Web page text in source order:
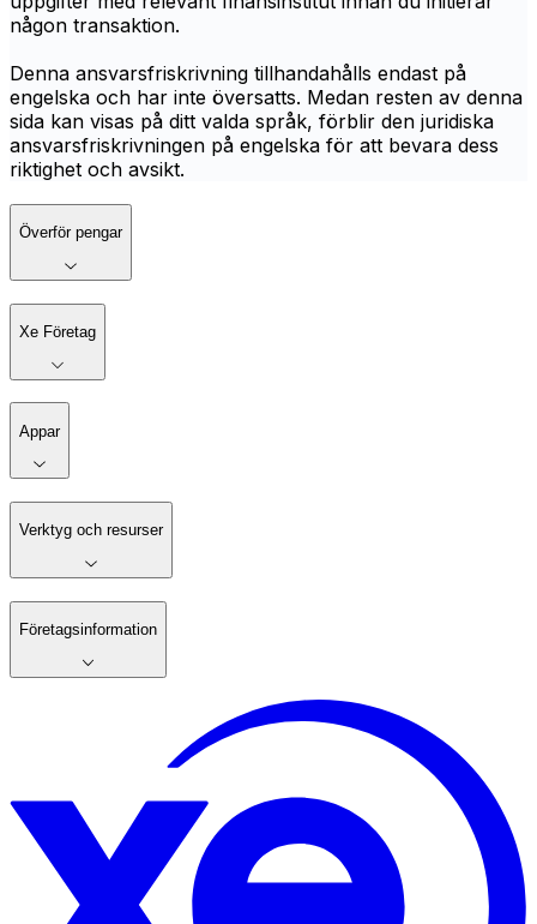
någon transaktion.
Denna ansvarsfriskrivning tillhandahålls endast på
engelska och har inte översatts. Medan resten av denna
sida kan visas på ditt valda språk, förblir den juridiska
ansvarsfriskrivningen på engelska för att bevara dess
riktighet och avsikt.
Överför pengar
Xe Företag
Appar
Verktyg och resurser
Företagsinformation